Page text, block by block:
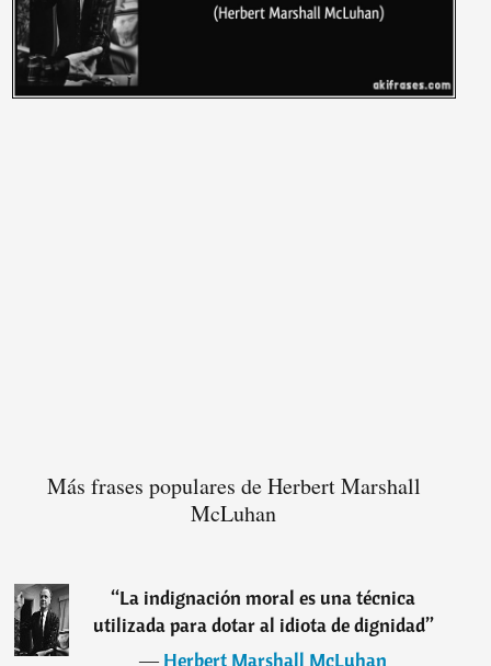
Más frases populares de Herbert Marshall
McLuhan
“La indignación moral es una técnica
utilizada para dotar al idiota de dignidad”
―Herbert Marshall McLuhan